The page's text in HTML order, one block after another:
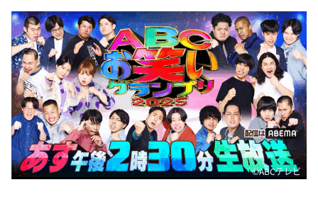
©️ABCテレビ